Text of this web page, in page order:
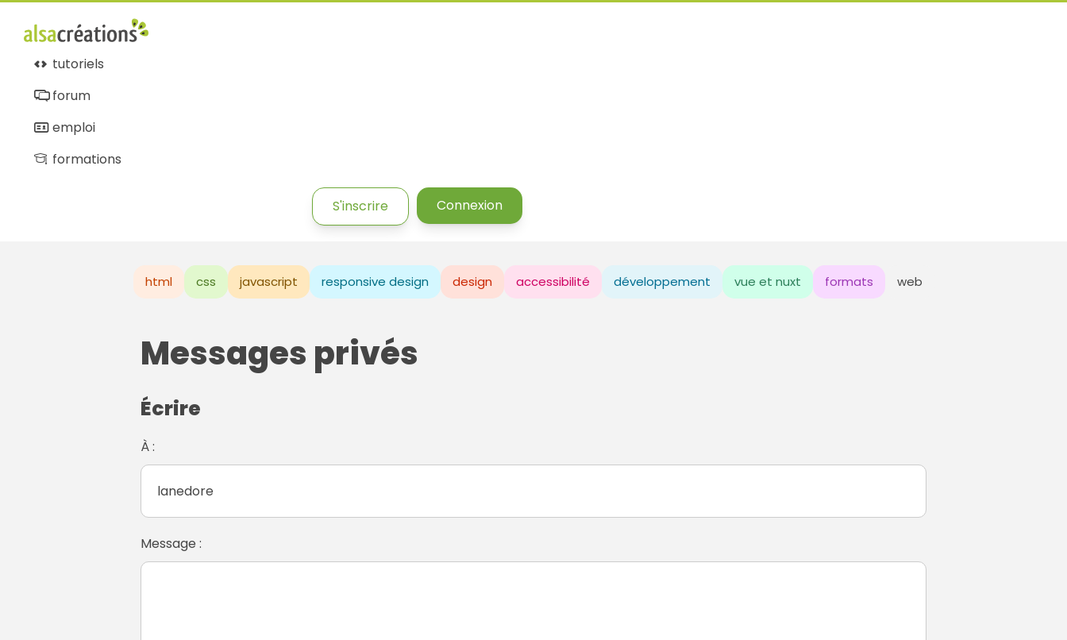
tutoriels
forum
emploi
formations
S'inscrire Connexion
html css javascript responsive design design accessibilité développement vue et nuxt formats web
Messages privés
Écrire
À :
Message :